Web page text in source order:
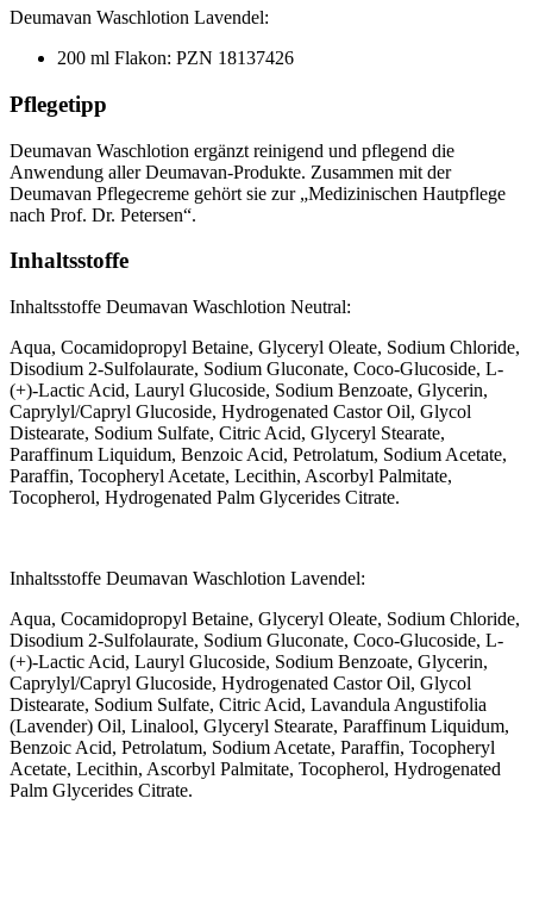
Deumavan Waschlotion Lavendel:
200 ml Flakon: PZN 18137426
Pflegetipp
Deumavan Waschlotion ergänzt reinigend und pflegend die
Anwendung aller Deumavan-Produkte. Zusammen mit der
Deumavan Pflegecreme gehört sie zur „Medizinischen Hautpflege
nach Prof. Dr. Petersen“.
Inhaltsstoffe
Inhaltsstoffe Deumavan Waschlotion Neutral:
Aqua, Cocamidopropyl Betaine, Glyceryl Oleate, Sodium Chloride,
Disodium 2-Sulfolaurate, Sodium Gluconate, Coco-Glucoside, L-
(+)-Lactic Acid, Lauryl Glucoside, Sodium Benzoate, Glycerin,
Caprylyl/Capryl Glucoside, Hydrogenated Castor Oil, Glycol
Distearate, Sodium Sulfate, Citric Acid, Glyceryl Stearate,
Paraffinum Liquidum, Benzoic Acid, Petrolatum, Sodium Acetate,
Paraffin, Tocopheryl Acetate, Lecithin, Ascorbyl Palmitate,
Tocopherol, Hydrogenated Palm Glycerides Citrate.
Inhaltsstoffe Deumavan Waschlotion Lavendel:
Aqua, Cocamidopropyl Betaine, Glyceryl Oleate, Sodium Chloride,
Disodium 2-Sulfolaurate, Sodium Gluconate, Coco-Glucoside, L-
(+)-Lactic Acid, Lauryl Glucoside, Sodium Benzoate, Glycerin,
Caprylyl/Capryl Glucoside, Hydrogenated Castor Oil, Glycol
Distearate, Sodium Sulfate, Citric Acid, Lavandula Angustifolia
(Lavender) Oil, Linalool, Glyceryl Stearate, Paraffinum Liquidum,
Benzoic Acid, Petrolatum, Sodium Acetate, Paraffin, Tocopheryl
Acetate, Lecithin, Ascorbyl Palmitate, Tocopherol, Hydrogenated
Palm Glycerides Citrate.